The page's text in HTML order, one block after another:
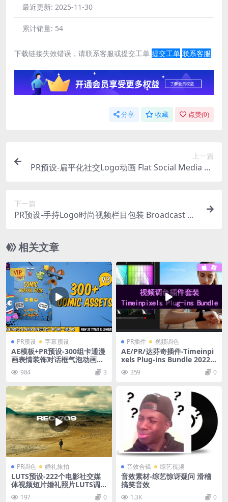
最近更新: 2025-11-30
累计销量: 54
下载链接失效错误，请联系客服或提交工单 提交工单 联系客服
分享 收藏 点赞(0)
上一篇
PR预设-扁平化社交Logo动画 Flat Social Media Pa
下一篇
PR预设-手持Logo时尚视频栏目包装 Broadcast Ha
相关文章
VIP
PR预设 字幕预设
AE模板+PR预设-300组卡通漫
画表情装饰对话框气泡动画元
素V3984 3
PR插件 视频调色
AE/PR/达芬奇插件-Timeinpi
xels Plug-ins Bundle 2022
视频调色插件 Win/Mac
359 0
PR调色 婚礼旅拍
LUTS预设-222个电影社交媒
体视频短片婚礼照片LUTS调
色预设 Colorify 222 LUTs
197 0
音效合辑 综艺视频
音效素材-综艺惊讶疑问 滑稽
搞笑音效
1.3K 0